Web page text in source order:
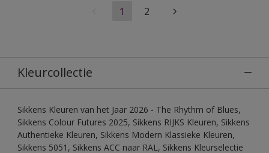
1 2
Kleurcollectie
Sikkens Kleuren van het Jaar 2026 - The Rhythm of Blues,
Sikkens Colour Futures 2025, Sikkens RIJKS Kleuren, Sikkens
Authentieke Kleuren, Sikkens Modern Klassieke Kleuren,
Sikkens 5051, Sikkens ACC naar RAL, Sikkens Kleurselectie